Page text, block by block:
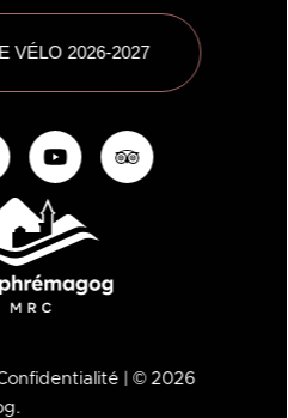
VÉLO 2026-2027
Confidentialité | © 2026